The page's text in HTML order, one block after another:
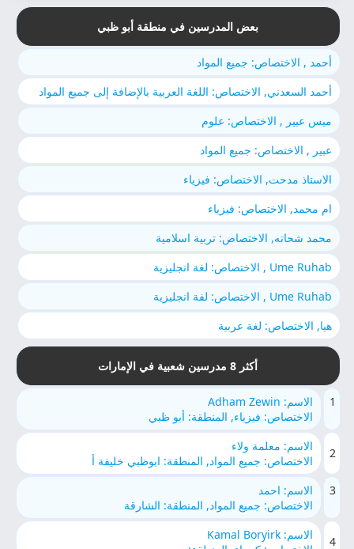
بعض المدرسين في منطقة أبو ظبي
أحمد , الاختصاص: جميع المواد
أحمد السعدني, الاختصاص: اللغة العربية بالإضافة إلى جميع المواد
ميس عبير , الاختصاص: علوم
عبير , الاختصاص: جميع المواد
الاستاذ مدحت, الاختصاص: فيزياء
ام محمد, الاختصاص: فيزياء
محمد شحاته, الاختصاص: تربية اسلامية
Ume Ruhab , الاختصاص: لغة انجليزية
Ume Ruhab , الاختصاص: لفة انجليزية
هيا, الاختصاص: لغة عربية
أكثر 8 مدرسين شعبية في الإمارات
1
الاسم: Adham Zewin
الاختصاص: فيزياء, المنطقة: أبو ظبي
2
الاسم: معلمة ولاء
الاختصاص: جميع المواد, المنطقة: ابوظبي خليفة أ
3
الاسم: احمد
الاختصاص: جميع المواد, المنطقة: الشارقة
4
الاسم: Kamal Boryirk